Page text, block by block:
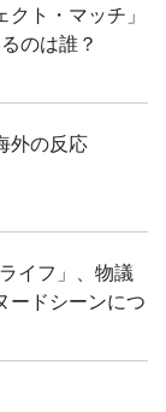
クト・マッチ」
のは誰？
外の反応
イフ」、物議
ードシーンにつ